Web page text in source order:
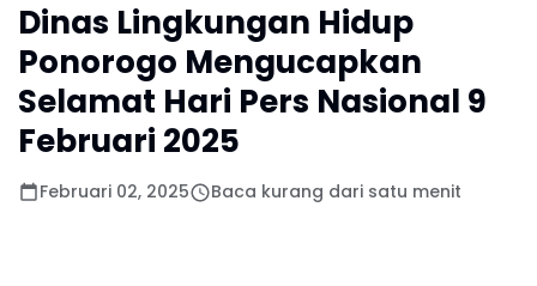
Dinas Lingkungan Hidup
Ponorogo Mengucapkan
Selamat Hari Pers Nasional 9
Februari 2025
Februari 02, 2025 Baca kurang dari satu menit